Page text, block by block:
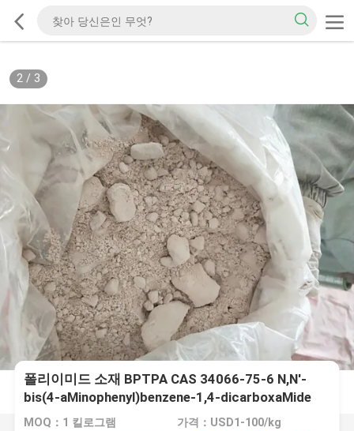
2/ 3
폴리이미드 소재 BPTPA CAS 34066-75-6 N,N'-
bis(4-aMinophenyl)benzene-1,4-dicarboxaMide
MOQ：1 킬로그램 가격：USD1-100/kg